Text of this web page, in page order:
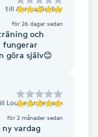
till Annica Gerber
för 26 dagar sedan
och
fungerar
göra själv😊
Louise Andersson
för 2 månader sedan
vardag